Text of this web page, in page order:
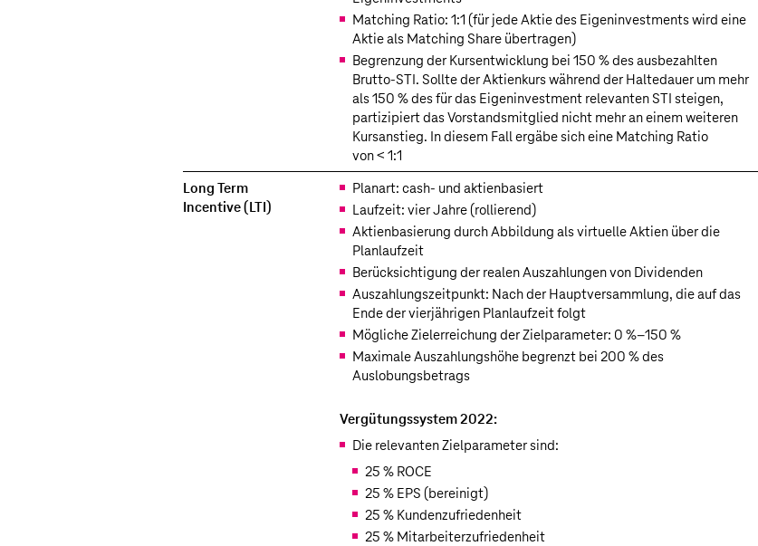
Matching Ratio: 1:1 (für jede Aktie des Eigeninvestments wird eine
Aktie als Matching Share übertragen)
Begrenzung der Kursentwicklung bei 150 % des ausbezahlten
Brutto-STI. Sollte der Aktienkurs während der Haltedauer um mehr
als 150 % des für das Eigeninvestment relevanten STI steigen,
partizipiert das Vorstandsmitglied nicht mehr an einem weiteren
Kursanstieg. In diesem Fall ergäbe sich eine Matching Ratio
von < 1:1
Long Term
Incentive (LTI)
Planart: cash- und aktienbasiert
Laufzeit: vier Jahre (rollierend)
Aktienbasierung durch Abbildung als virtuelle Aktien über die
Planlaufzeit
Berücksichtigung der realen Auszahlungen von Dividenden
Auszahlungszeitpunkt: Nach der Hauptversammlung, die auf das
Ende der vierjährigen Planlaufzeit folgt
Mögliche Zielerreichung der Zielparameter: 0 %–150 %
Maximale Auszahlungshöhe begrenzt bei 200 % des
Auslobungsbetrags
Vergütungssystem 2022:
Die relevanten Zielparameter sind:
25 % ROCE
25 % EPS (bereinigt)
25 % Kundenzufriedenheit
25 % Mitarbeiterzufriedenheit